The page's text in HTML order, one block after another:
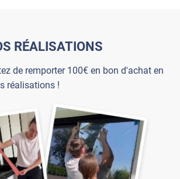
RÉALISATIONS
de remporter 100€ en bon d'achat en
réalisations !